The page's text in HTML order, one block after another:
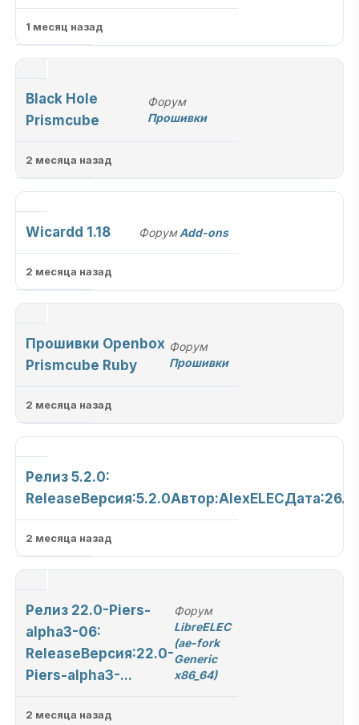
1 месяц назад
Black Hole
Prismcube
Форум
Прошивки
2 месяца назад
Wicardd 1.18 Форум Add-ons
2 месяца назад
Прошивки Openbox
Prismcube Ruby
Форум
Прошивки
2 месяца назад
Релиз 5.2.0:
2 месяца назад
Релиз 22.0-Piers-
alpha3-06:
ReleaseВерсия:22.0-
Piers-alpha3-...
Форум
LibreELEC
(ae-fork
Generic
x86_64)
2 месяца назад